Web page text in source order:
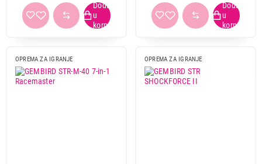
OPREMA ZA IGRANJE OPREMA ZA IGRANJE